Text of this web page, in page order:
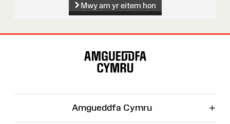
Mwy am yr eitem hon
Amgueddfa Cymru +